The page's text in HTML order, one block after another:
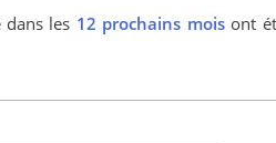
les 12 prochains moisont